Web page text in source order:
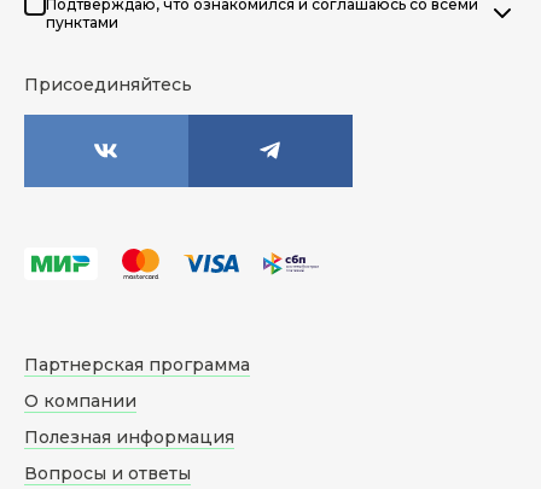
Подтверждаю, что ознакомился и соглашаюсь со всеми
пунктами
Присоединяйтесь
Партнерская программа
О компании
Полезная информация
Вопросы и ответы